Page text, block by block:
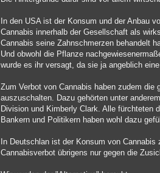
In den USA ist der Konsum und der Anbau
Cannabis innerhalb der Gesellschaft als
Cannabis seine Zahnschmerzen behandelt
Und obwohl die Pflanze
wurde es ihr versagt, da sie ja angeblich
Zum Verbot von Cannabis haben zudem
auszuschalten. Dazu gehörten unter
Division und Kimberly Clark. Alle fürchteten
Bankern und Politikern haben wohl dazu
In Deutschlan ist der Konsum von
Cannabisverbot übrigens nur gegen die